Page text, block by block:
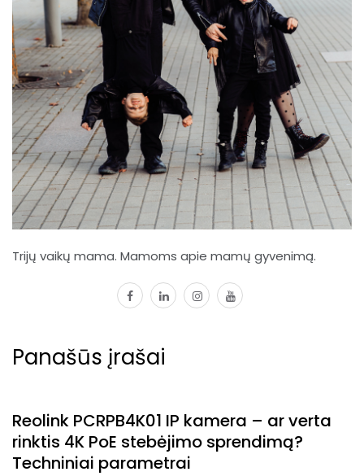
Trijų vaikų mama. Mamoms apie mamų gyvenimą.
facebook
linkedininstagram
youtube
Panašūs įrašai
Reolink PCRPB4K01 IP kamera – ar verta
rinktis 4K PoE stebėjimo sprendimą?
Techniniai parametrai